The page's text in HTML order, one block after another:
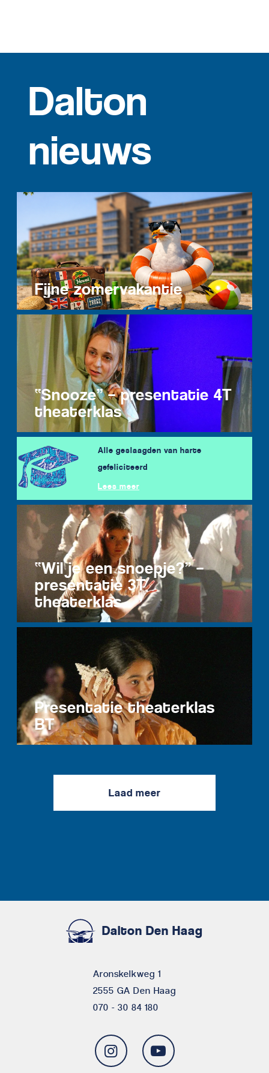
Dalton
nieuws
Fijne zomervakantie
“Snooze” – presentatie 4T
theaterklas
Alle geslaagden van harte
gefeliciteerd
Lees meer
“Wil je een snoepje?” –
presentatie 3T
theaterklas
Presentatie theaterklas
BT
Laad meer
Dalton Den Haag
Aronskelkweg 1
2555 GA Den Haag
070 - 30 84 180